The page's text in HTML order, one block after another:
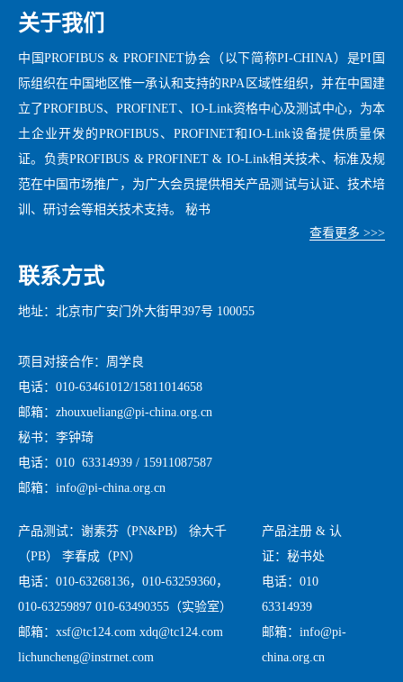
关于我们
中国PROFIBUS & PROFINET协会（以下简称PI-CHINA）是PI国
际组织在中国地区惟一承认和支持的RPA区域性组织，并在中国建
立了PROFIBUS、PROFINET、IO-Link资格中心及测试中心，为本
土企业开发的PROFIBUS、PROFINET和IO-Link设备提供质量保
证。负责PROFIBUS & PROFINET & IO-Link相关技术、标准及规
范在中国市场推广，为广大会员提供相关产品测试与认证、技术培
训、研讨会等相关技术支持。 秘书
查看更多 >>>
联系方式
地址：北京市广安门外大街甲397号 100055
项目对接合作：周学良
电话：010-63461012/15811014658
邮箱：zhouxueliang@pi-china.org.cn
秘书：李钟琦
电话：010 63314939 / 15911087587
邮箱：info@pi-china.org.cn
产品测试：谢素芬（PN&PB） 徐大千
（PB） 李春成（PN）
电话：010-63268136，010-63259360，
010-63259897 010-63490355（实验室）
邮箱：xsf@tc124.com xdq@tc124.com
lichuncheng@instrnet.com
产品注册 & 认
证：秘书处
电话：010
63314939
邮箱：info@pi-
china.org.cn